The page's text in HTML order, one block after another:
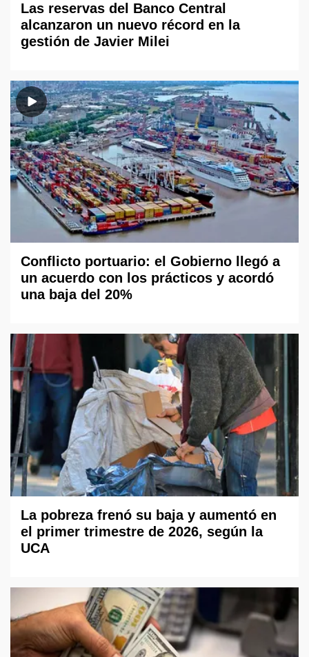
Las reservas del Banco Central
alcanzaron un nuevo récord en la
gestión de Javier Milei
Conflicto portuario: el Gobierno llegó a
un acuerdo con los prácticos y acordó
una baja del 20%
La pobreza frenó su baja y aumentó en
el primer trimestre de 2026, según la
UCA